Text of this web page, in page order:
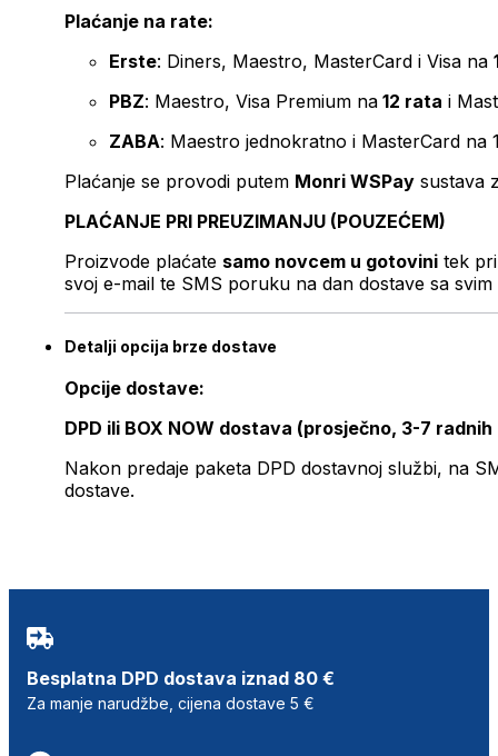
Plaćanje na rate:
Erste: Diners, Maestro, MasterCard i Visa na
PBZ: Maestro, Visa Premium na 12 rata i
ZABA: Maestro jednokratno i MasterCard na
Plaćanje se provodi putem Monri WSPay sustava
PLAĆANJE PRI PREUZIMANJU (POUZEĆEM)
Proizvode plaćate samo novcem u gotovini tek
svoj e-mail te SMS poruku na dan dostave sa svim
Detalji opcija brze dostave
Opcije dostave:
DPD ili BOX NOW dostava (prosječno, 3-7 radnih
Nakon predaje paketa DPD dostavnoj službi, na
dostave.
Besplatna DPD dostava iznad 80 €
Za manje narudžbe, cijena dostave 5 €